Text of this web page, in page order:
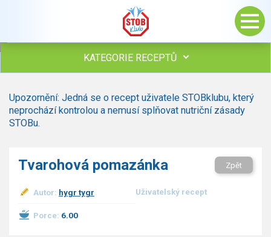
KATEGORIE RECEPTŮ
Polévky
Studená kuchyně
Bezmasé a zeleninové
Sladké pokrmy
Dezerty
Upozornění: Jedná se o recept uživatele STOBklubu, který
neprochází kontrolou a nemusí splňovat nutriční zásady
STOBu.
Tvarohová pomazánka Zpět
Autor: hygr tygr Uživatelský recept
Porce: 6.00